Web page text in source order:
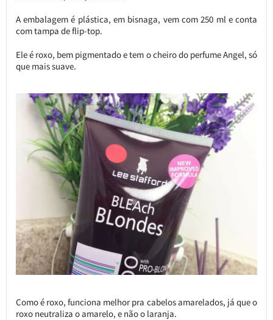
A embalagem é plástica, em bisnaga, vem com 250 ml e conta
com tampa de flip-top.
Ele é roxo, bem pigmentado e tem o cheiro do perfume Angel, só
que mais suave.
Como é roxo, funciona melhor pra cabelos amarelados, já que o
roxo neutraliza o amarelo, e não o laranja.